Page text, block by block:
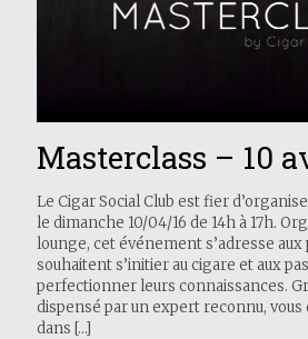
Masterclass – 10
Le Cigar Social Club est fier
le dimanche 10/04/16 de 14h à 17h.
lounge, cet événement s’adresse
souhaitent s’initier au cigare et aux
perfectionner leurs connaissances.
dispensé par un expert reconnu,
dans […]